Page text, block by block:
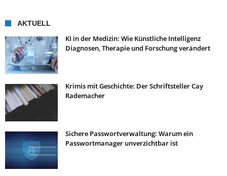
AKTUELL
KI in der Medizin: Wie Künstliche Intelligenz
Diagnosen, Therapie und Forschung verändert
Krimis mit Geschichte: Der Schriftsteller Cay
Rademacher
Sichere Passwortverwaltung: Warum ein
Passwortmanager unverzichtbar ist